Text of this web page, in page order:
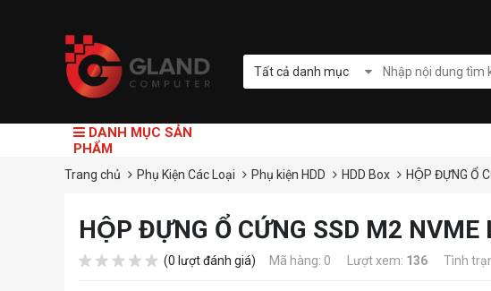
Tất cả danh mục
DANH MỤC SẢN
PHẨM
Trang chủ Phụ Kiện Các Loại Phụ kiện HDD HDD Box HỘP ĐỰNG Ổ
HỘP ĐỰNG Ổ CỨNG SSD M2 NVME
(0 lượt đánh giá) Mã hàng: 0 Lượt xem: 136 Tình